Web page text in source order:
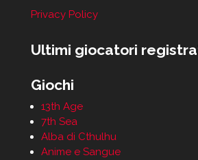
Privacy Policy
Ultimi giocatori
Giochi
13th Age
7th Sea
Alba di Cthulhu
Anime e Sangue